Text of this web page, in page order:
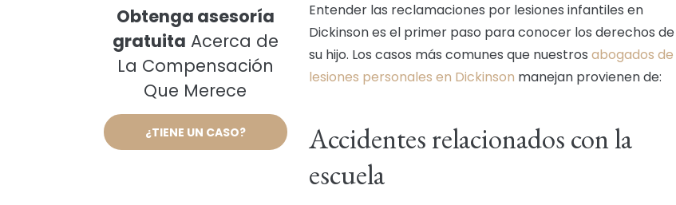
Obtenga asesoría
gratuita Acerca de
La Compensación
Que Merece
¿TIENE UN CASO?
Entender las reclamaciones por lesiones infantiles en
Dickinson es el primer paso para conocer los derechos de
su hijo. Los casos más comunes que nuestros abogados de
lesiones personales en Dickinson manejan provienen de:
Accidentes relacionados con la
escuela